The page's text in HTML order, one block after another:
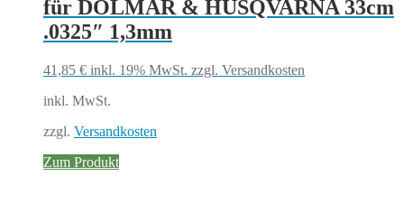
für DOLMAR & HUSQVARNA 33cm
.0325″ 1,3mm
41,85 € inkl. 19% MwSt. zzgl. Versandkosten
inkl. MwSt.
zzgl. Versandkosten
Zum Produkt